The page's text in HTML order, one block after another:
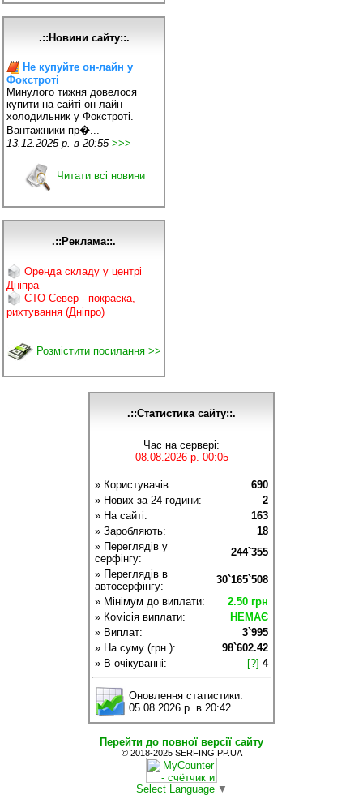
.::Новини сайту::.
Не купуйте он-лайн у
Фокстроті
Минулого тижня довелося
купити на сайті он-лайн
холодильник у Фокстроті.
Вантажники пр�...
13.12.2025 р. в 20:55 >>>
Читати всі новини
.::Реклама::.
Оренда складу у центрі
Дніпра
СТО Север - покраска,
рихтування (Дніпро)
Розмістити посилання >>
.::Статистика сайту::.
Час на сервері:
08.08.2026 р. 00:05
» Користувачів:
690
» Нових за 24 години:
2
» На сайті:
163
» Заробляють:
18
» Переглядів у
серфінгу:
244`355
» Переглядів в
автосерфінгу:
30`165`508
» Мінімум до виплати:
2.50 грн
» Комісія виплати:
НЕМАЄ
» Виплат:
3`995
» На суму (грн.):
98`602.42
» В очікуванні:
[?] 4
Оновлення статистики:
05.08.2026 р. в 20:42
Перейти до повної версії сайту
© 2018-2025 SERFING.PP.UA
Select Language ▼